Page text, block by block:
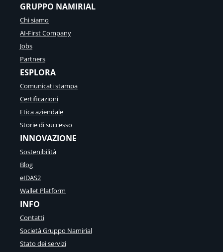
GRUPPO NAMIRIAL
Chi siamo
AI-First Company
Jobs
Partners
ESPLORA
Comunicati stampa
Certificazioni
Etica aziendale
Storie di successo
INNOVAZIONE
Sostenibilità
Blog
eIDAS2
Wallet Platform
INFO
Contatti
Società Gruppo Namirial
Stato dei servizi